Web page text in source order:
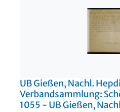
UB Gießen, Nachl.
Verbandsammlung:
1055 - UB Gießen,